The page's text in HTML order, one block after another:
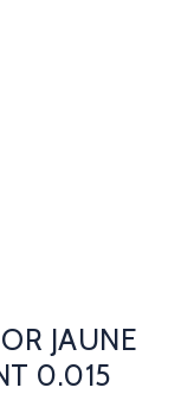
JAUNE
0.015